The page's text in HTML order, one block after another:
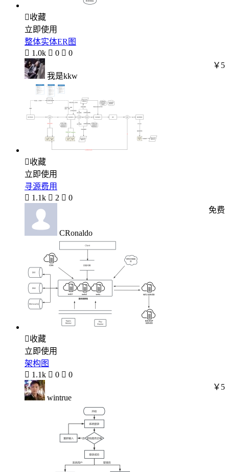
收藏
立即使用
整体实体ER图
 1.0k  0  0
我是kkw
￥5
收藏
立即使用
寻源费用
 1.1k  2  0
CRonaldo
免费
收藏
立即使用
架构图
 1.1k  0  0
wintrue
￥5